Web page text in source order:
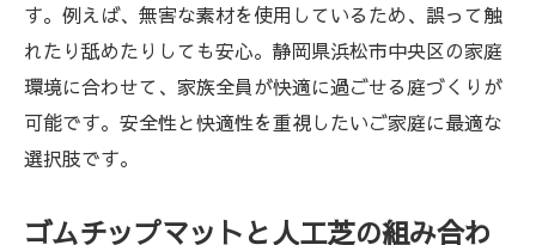
す。例えば、無害な素材を使用しているため、誤って触
れたり舐めたりしても安心。静岡県浜松市中央区の家庭
環境に合わせて、家族全員が快適に過ごせる庭づくりが
可能です。安全性と快適性を重視したいご家庭に最適な
選択肢です。
ゴムチップマットと人工芝の組み合わ